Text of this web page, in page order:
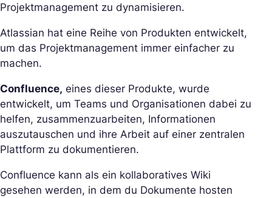
Projektmanagement zu dynamisieren.
Atlassian hat eine Reihe von Produkten entwickelt,
um das Projektmanagement immer einfacher zu
machen.
Confluence, eines dieser Produkte, wurde
entwickelt, um Teams und Organisationen dabei zu
helfen, zusammenzuarbeiten, Informationen
auszutauschen und ihre Arbeit auf einer zentralen
Plattform zu dokumentieren.
Confluence kann als ein kollaboratives Wiki
gesehen werden, in dem du Dokumente hosten